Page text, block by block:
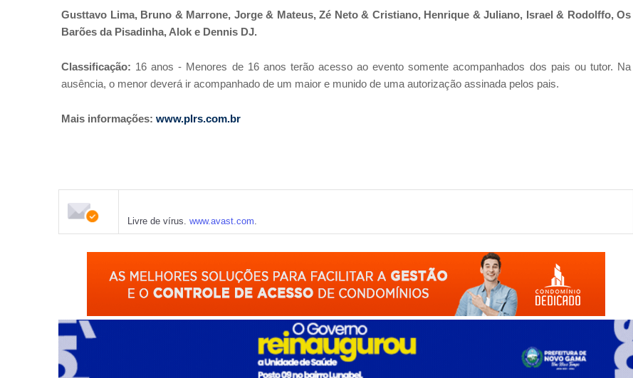
Gusttavo Lima, Bruno & Marrone, Jorge & Mateus, Zé Neto & Cristiano, Henrique & Juliano, Israel & Rodolffo, Os
Barões da Pisadinha, Alok e Dennis DJ.
Classificação: 16 anos - Menores de 16 anos terão acesso ao evento somente acompanhados dos pais ou tutor. Na
ausência, o menor deverá ir acompanhado de um maior e munido de uma autorização assinada pelos pais.
Mais informações: www.plrs.com.br
Livre de vírus. www.avast.com.